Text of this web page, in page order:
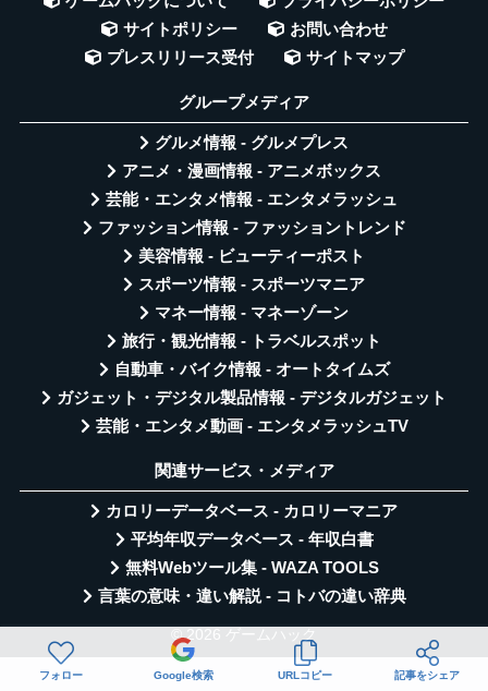
サイトポリシー
お問い合わせ
プレスリリース受付
サイトマップ
グループメディア
グルメ情報 - グルメプレス
アニメ・漫画情報 - アニメボックス
芸能・エンタメ情報 - エンタメラッシュ
ファッション情報 - ファッショントレンド
美容情報 - ビューティーポスト
スポーツ情報 - スポーツマニア
マネー情報 - マネーゾーン
旅行・観光情報 - トラベルスポット
自動車・バイク情報 - オートタイムズ
ガジェット・デジタル製品情報 - デジタルガジェット
芸能・エンタメ動画 - エンタメラッシュTV
関連サービス・メディア
カロリーデータベース - カロリーマニア
平均年収データベース - 年収白書
無料Webツール集 - WAZA TOOLS
言葉の意味・違い解説 - コトバの違い辞典
© 2026 ゲームハック
フォロー Google検索 URLコピー 記事をシェア